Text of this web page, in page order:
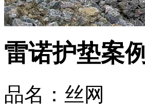
雷诺护垫案例
品名：丝网